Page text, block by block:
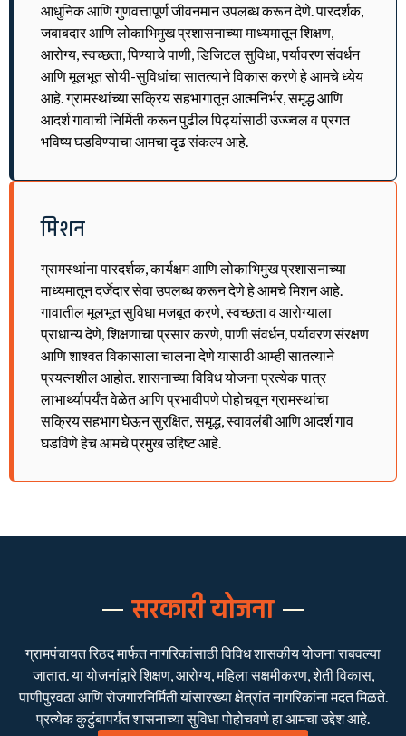
आधुनिक आणि गुणवत्तापूर्ण जीवनमान उपलब्ध करून देणे. पारदर्शक,
जबाबदार आणि लोकाभिमुख प्रशासनाच्या माध्यमातून शिक्षण,
आरोग्य, स्वच्छता, पिण्याचे पाणी, डिजिटल सुविधा, पर्यावरण संवर्धन
आणि मूलभूत सोयी-सुविधांचा सातत्याने विकास करणे हे आमचे ध्येय
आहे. ग्रामस्थांच्या सक्रिय सहभागातून आत्मनिर्भर, समृद्ध आणि
आदर्श गावाची निर्मिती करून पुढील पिढ्यांसाठी उज्ज्वल व प्रगत
भविष्य घडविण्याचा आमचा दृढ संकल्प आहे.
मिशन
ग्रामस्थांना पारदर्शक, कार्यक्षम आणि लोकाभिमुख प्रशासनाच्या
माध्यमातून दर्जेदार सेवा उपलब्ध करून देणे हे आमचे मिशन आहे.
गावातील मूलभूत सुविधा मजबूत करणे, स्वच्छता व आरोग्याला
प्राधान्य देणे, शिक्षणाचा प्रसार करणे, पाणी संवर्धन, पर्यावरण संरक्षण
आणि शाश्वत विकासाला चालना देणे यासाठी आम्ही सातत्याने
प्रयत्नशील आहोत. शासनाच्या विविध योजना प्रत्येक पात्र
लाभार्थ्यापर्यंत वेळेत आणि प्रभावीपणे पोहोचवून ग्रामस्थांचा
सक्रिय सहभाग घेऊन सुरक्षित, समृद्ध, स्वावलंबी आणि आदर्श गाव
घडविणे हेच आमचे प्रमुख उद्दिष्ट आहे.
सरकारी योजना
ग्रामपंचायत रिठद मार्फत नागरिकांसाठी विविध शासकीय योजना राबवल्या
जातात. या योजनांद्वारे शिक्षण, आरोग्य, महिला सक्षमीकरण, शेती विकास,
पाणीपुरवठा आणि रोजगारनिर्मिती यांसारख्या क्षेत्रांत नागरिकांना मदत मिळते.
प्रत्येक कुटुंबापर्यंत शासनाच्या सुविधा पोहोचवणे हा आमचा उद्देश आहे.